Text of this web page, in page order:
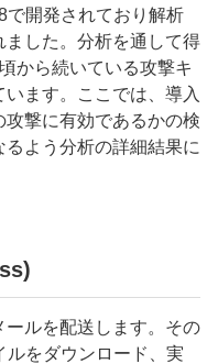
で開発されており解析
した。分析を通して得
から続いている攻撃キ
ます。ここでは、導入
撃に有効であるかの検
よう分析の詳細結果に
ルを配送します。その
ルをダウンロード、実